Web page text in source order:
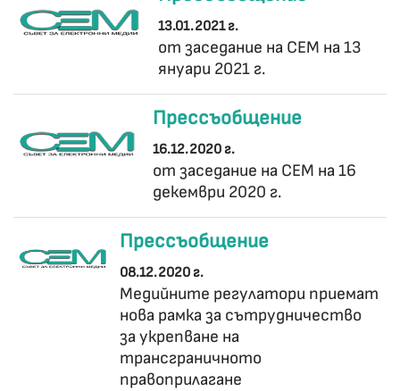
13.01.2021 г.
от заседание на СЕМ на 13
януари 2021 г.
Прессъобщение
16.12.2020 г.
от заседание на СЕМ на 16
декември 2020 г.
Прессъобщение
08.12.2020 г.
Медийните регулатори приемат
нова рамка за сътрудничество
за укрепване на
трансграничното
правоприлагане